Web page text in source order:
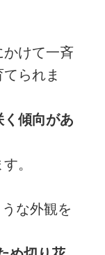
けて一斉
られま
傾向があ
。
な外観を